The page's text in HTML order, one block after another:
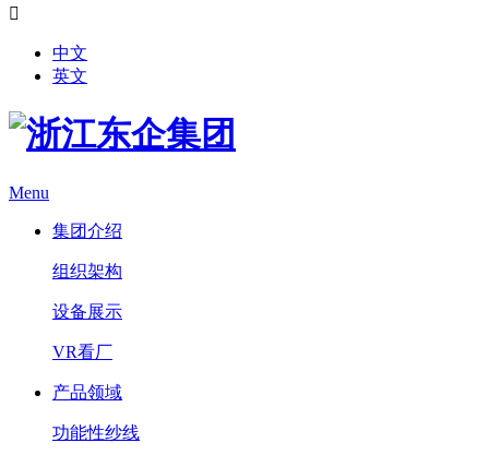

中文
英文
Menu
集团介绍
组织架构
设备展示
VR看厂
产品领域
功能性纱线